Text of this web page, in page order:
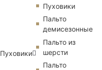
Пуховики
Пуховики
Пальто
демисезонные
Пальто из
шерсти
Пальто